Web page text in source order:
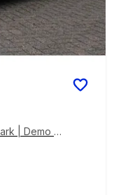
| Demo D
voorruit |